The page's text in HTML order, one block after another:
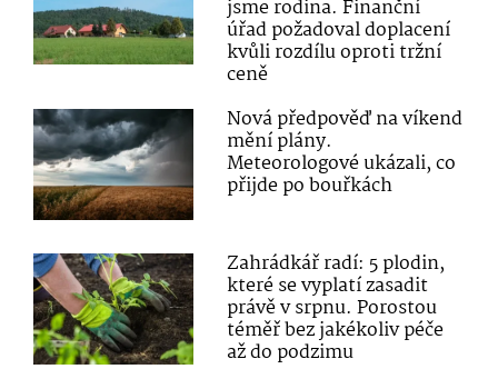
jsme rodina. Finanční
úřad požadoval doplacení
kvůli rozdílu oproti tržní
ceně
Nová předpověď na víkend
mění plány.
Meteorologové ukázali, co
přijde po bouřkách
Zahrádkář radí: 5 plodin,
které se vyplatí zasadit
právě v srpnu. Porostou
téměř bez jakékoliv péče
až do podzimu